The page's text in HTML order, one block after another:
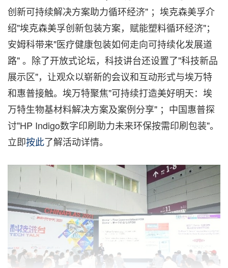
创新可持续解决方案助力循环经济" ；埃克森美孚介
绍"埃克森美孚创新包装方案，赋能塑料循环经济"；
安姆科带来"医疗健康包装如何走向可持续化发展道
路" 。除了开放式论坛，科技讲台还设置了"科技新品
展示区"，让观众以崭新的会议和互动形式与埃万特
和惠普接触。埃万特聚焦"可持续打造美好明天：埃
万特生物基材料解决方案及案例分享" ；中国惠普探
讨"HP Indigo数字印刷助力未来环保按需印刷包装"。
立即按此了解活动详情。